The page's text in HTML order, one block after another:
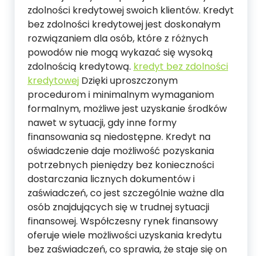
zdolności kredytowej swoich klientów. Kredyt
bez zdolności kredytowej jest doskonałym
rozwiązaniem dla osób, które z różnych
powodów nie mogą wykazać się wysoką
zdolnością kredytową. kredyt bez zdolności
kredytowej Dzięki uproszczonym
procedurom i minimalnym wymaganiom
formalnym, możliwe jest uzyskanie środków
nawet w sytuacji, gdy inne formy
finansowania są niedostępne. Kredyt na
oświadczenie daje możliwość pozyskania
potrzebnych pieniędzy bez konieczności
dostarczania licznych dokumentów i
zaświadczeń, co jest szczególnie ważne dla
osób znajdujących się w trudnej sytuacji
finansowej. Współczesny rynek finansowy
oferuje wiele możliwości uzyskania kredytu
bez zaświadczeń, co sprawia, że staje się on